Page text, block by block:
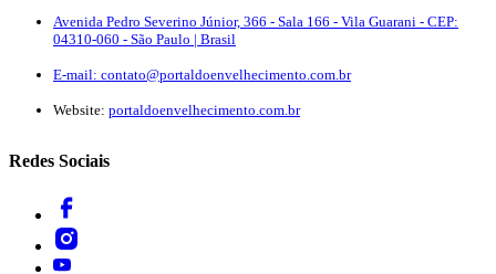
Avenida Pedro Severino Júnior, 366 - Sala 166 - Vila Guarani - CEP:
04310-060 - São Paulo | Brasil
E-mail: contato@portaldoenvelhecimento.com.br
Website: portaldoenvelhecimento.com.br
Redes Sociais